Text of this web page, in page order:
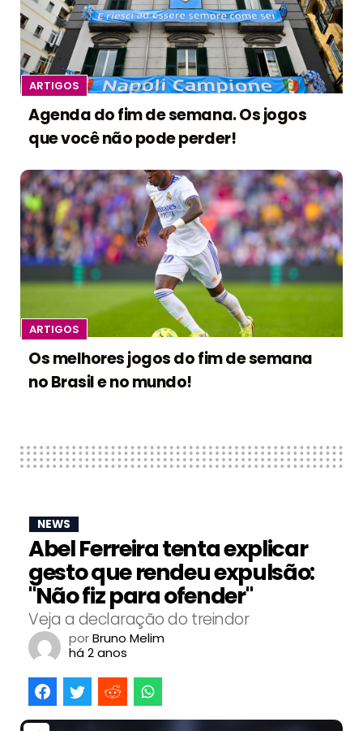
ARTIGOS
Agenda do fim de semana. Os jogos
que você não pode perder!
ARTIGOS
Os melhores jogos do fim de semana
no Brasil e no mundo!
NEWS
Abel Ferreira tenta explicar
gesto que rendeu expulsão:
"Não fiz para ofender"
Veja a declaração do treindor
porBruno Melim
há 2 anos